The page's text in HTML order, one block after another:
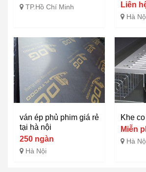
TP.Hồ Chí Minh
Liên
Hà
ván ép phủ phim giá rẻ
tại hà nội
250 ngàn
Hà Nội
Khe
Miễn
Hà